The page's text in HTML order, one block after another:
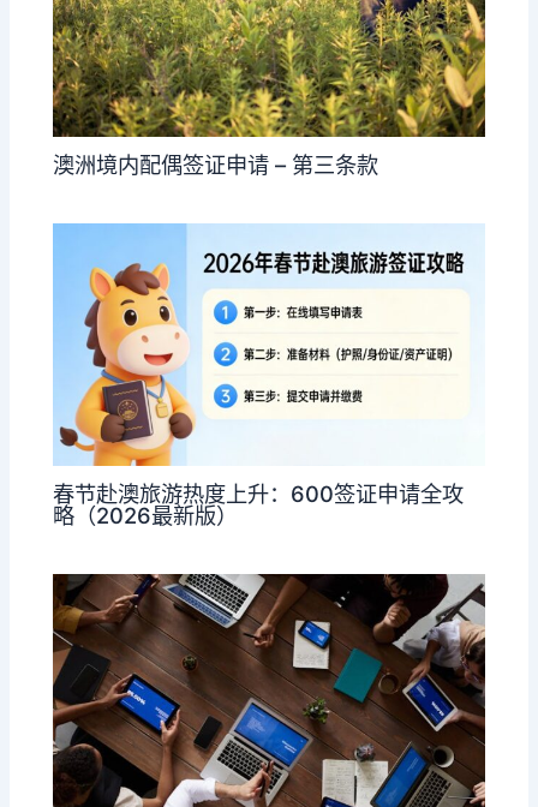
澳洲境内配偶签证申请 – 第三条款
春节赴澳旅游热度上升：600签证申请全攻
略（2026最新版）